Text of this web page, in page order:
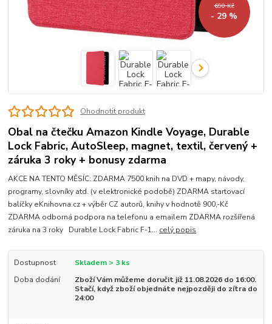
690 Kč
- 29 %
Ohodnotit produkt
Obal na čtečku Amazon Kindle Voyage, Durable
Lock Fabric, AutoSleep, magnet, textil, červený +
záruka 3 roky + bonusy zdarma
AKCE NA TENTO MĚSÍC: ZDARMA 7500 knih na DVD + mapy, návody,
programy, slovníky atd. (v elektronické podobě) ZDARMA startovací
balíčky eKnihovna.cz + výběr CZ autorů, knihy v hodnotě 900,-Kč
ZDARMA odborná podpora na telefonu a emailem ZDARMA rozšířená
záruka na 3 roky Durable Lock Fabric F-1... celý popis
Dostupnost
Skladem > 3 ks
Doba dodání
Zboží Vám můžeme doručit již 11.08.2026 do 16:00.
Stačí, když zboží objednáte nejpozději do zítra do
24:00